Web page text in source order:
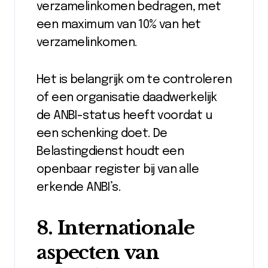
verzamelinkomen bedragen, met
een maximum van 10% van het
verzamelinkomen.
Het is belangrijk om te controleren
of een organisatie daadwerkelijk
de ANBI-status heeft voordat u
een schenking doet. De
Belastingdienst houdt een
openbaar register bij van alle
erkende ANBI’s.
8. Internationale
aspecten van